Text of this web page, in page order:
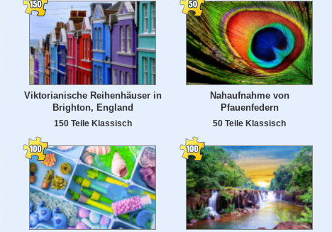
Viktorianische Reihenhäuser in
Brighton, England
150 Teile Klassisch
Nahaufnahme von
Pfauenfedern
50 Teile Klassisch